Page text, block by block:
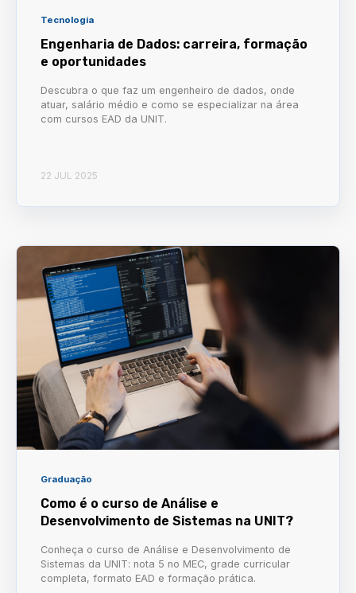
Tecnologia
Engenharia de Dados: carreira, formação
e oportunidades
Descubra o que faz um engenheiro de dados, onde
atuar, salário médio e como se especializar na área
com cursos EAD da UNIT.
22 JUL 2025
Graduação
Como é o curso de Análise e
Desenvolvimento de Sistemas na UNIT?
Conheça o curso de Análise e Desenvolvimento de
Sistemas da UNIT: nota 5 no MEC, grade curricular
completa, formato EAD e formação prática.